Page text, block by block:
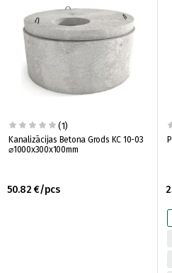
(1)
Kanalizācijas Betona Grods KC 10-03
⌀1000x300x100mm
50.82 €/pcs